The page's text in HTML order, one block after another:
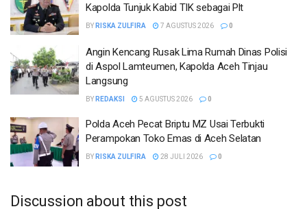
Kapolda Tunjuk Kabid TIK sebagai Plt
BY RISKA ZULFIRA 7 AGUSTUS 2026 0
Angin Kencang Rusak Lima Rumah Dinas Polisi
di Aspol Lamteumen, Kapolda Aceh Tinjau
Langsung
BY REDAKSI 5 AGUSTUS 2026 0
Polda Aceh Pecat Briptu MZ Usai Terbukti
Perampokan Toko Emas di Aceh Selatan
BY RISKA ZULFIRA 28 JULI 2026 0
Discussion about this post